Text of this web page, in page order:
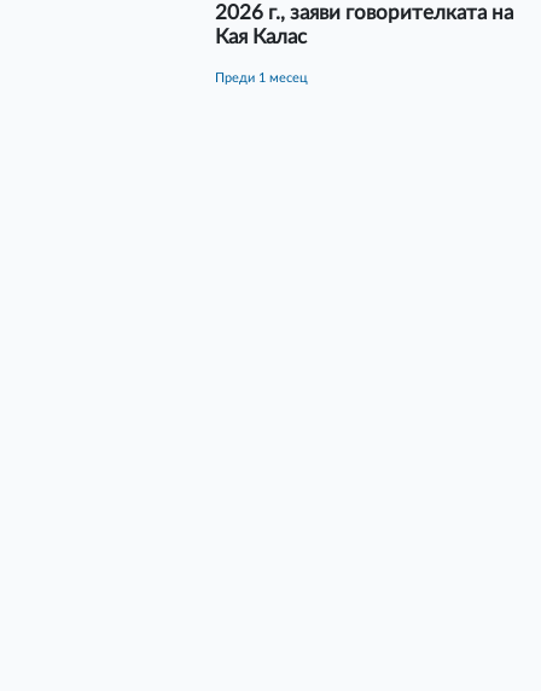
2026 г., заяви говорителката на
Кая Калас
преди 1 месец